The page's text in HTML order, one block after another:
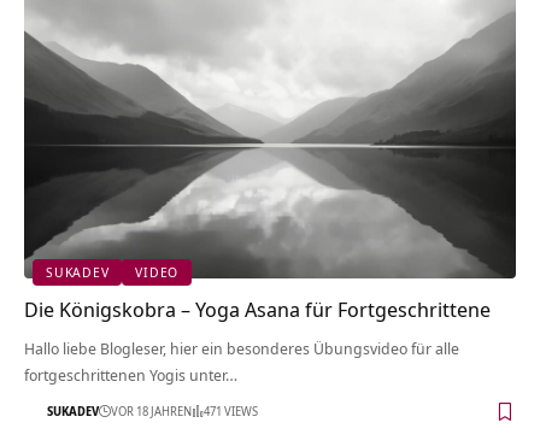
SUKADEV VIDEO
Die Königskobra – Yoga Asana für Fortgeschrittene
Hallo liebe Blogleser, hier ein besonderes Übungsvideo für alle
fortgeschrittenen Yogis unter…
SUKADEV VOR 18 JAHREN 471 VIEWS